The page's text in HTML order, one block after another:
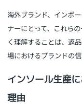
海外ブランド、インポ
ナーにとって、これら
く理解することは、返
場におけるブランドの
インソール生産
理由